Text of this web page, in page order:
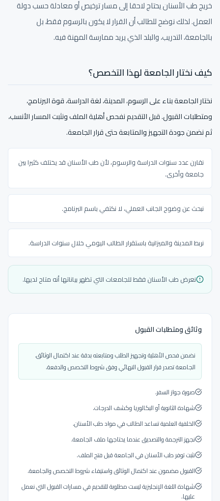
خريج طب الأسنان يحتاج لاحقا إلى مسار ترخيص أو معادلة حسب دولة
العمل. لذلك نوضح للطالب أن القرار لا يكون بالرسوم فقط، بل
بالجامعة، التدريب، والبلد الذي يريد ممارسة المهنة فيه.
كيف نختار الجامعة لهذا التخصص؟
نختار الجامعة بناء على الرسوم، المدينة، لغة الدراسة، قوة البرنامج،
ومتطلبات القبول. قبل التقديم نفحص أهلية الملف ونثبت المسار الأنسب،
ثم نضمن جودة التجهيز والمتابعة حتى قرار الجامعة.
نقارن عدد سنوات الدراسة والرسوم، لأن طب الأسنان قد يختلف كثيرا بين
جامعة وأخرى.
نبحث عن وضوح الجانب العملي، لا نكتفي باسم البرنامج.
نربط المدينة والميزانية باستقرار الطالب اليومي خلال سنوات الدراسة.
نعرض طب الأسنان فقط للجامعات التي تظهر بياناتها أنه متاح لديها.
وثائق ومتطلبات القبول
نضمن فحص الأهلية وتجهيز الطلب ومتابعته بدقة عند اكتمال الوثائق.
الجامعة تصدر قرار القبول النهائي وفق شروط التخصص والدفعة.
صورة جواز السفر.
شهادة الثانوية أو البكالوريا وكشف الدرجات.
الخلفية العلمية تساعد الطالب في مواد طب الأسنان.
نجهز الترجمة والتصديق عندما يحتاجها ملف الجامعة.
نثبت توفر طب الأسنان في الجامعة قبل فتح الملف.
القبول مضمون عند اكتمال الوثائق واستيفاء شروط التخصص والجامعة.
شهادة اللغة الإنجليزية ليست مطلوبة للتقديم في مسارات القبول التي نعمل
عليها.